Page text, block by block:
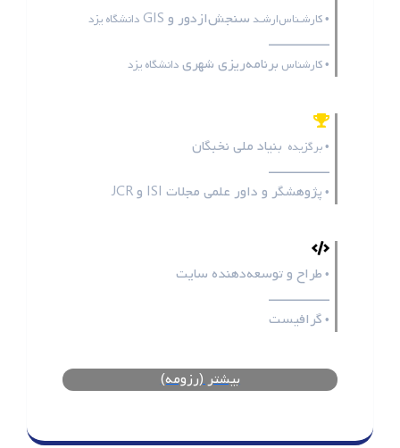
• کارشـناس‌ارشـد سنجش‌ازدور و GIS دانشگاه یزد
ـــــــــــــــــ
• کارشناس برنامه‌ریزی شهری دانشگاه یزد
• برگزیده بنیاد ملی نخبگان
ـــــــــــــــــ
• پژوهشگر و داور علمی مجلات ISI وJCR
• طراح و توسعه‌دهنده سایت
ـــــــــــــــــ
• گرافیست
بیشتر (رزومه)